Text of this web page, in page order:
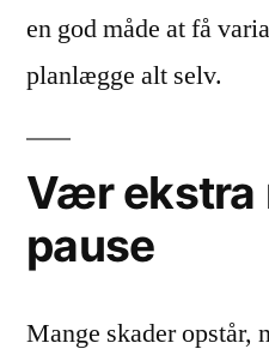
en god måde at få
planlægge alt selv.
Vær ekstra
pause
Mange skader opstår,